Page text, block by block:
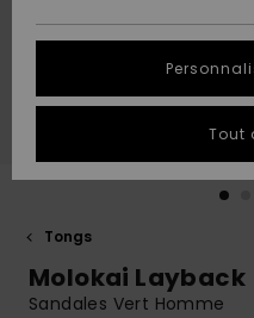
A
A
tailles
plus rapide
à votre
QUIKSILVER
Tongs
Molokai Layback
Sandales Vert Homme
Tout